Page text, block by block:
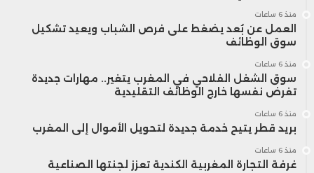
يرى خبراء الاقتصاد أن عمر المستفيد أصبح
عاملًا أساسيًا في تحديد الأثر الاقتصادي للثروة
المنتقلة.
منذ 6 ساعات
العمل عن بُعد يضغط على فرص الشباب ويعيد تشكيل
سوق الوظائف
منذ 6 ساعات
سوق الشغل الفلاحي في المغرب يتغير.. مهارات جديدة
تفرض نفسها خارج الوظائف التقليدية
منذ 6 ساعات
بريد قطر يتيح خدمة جديدة لتحويل الأموال إلى المغرب
منذ 6 ساعات
غرفة التجارة المغربية الكندية تعزز لجنتها الصناعية